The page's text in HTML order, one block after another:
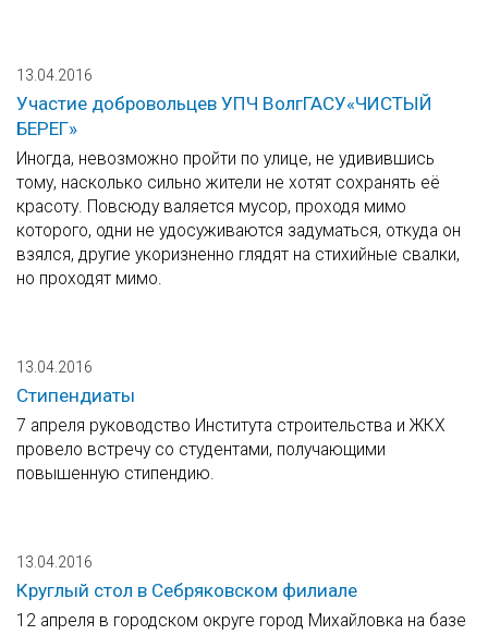
13.04.2016
Участие добровольцев УПЧ ВолгГАСУ«ЧИСТЫЙ
БЕРЕГ»
Иногда, невозможно пройти по улице, не удивившись
тому, насколько сильно жители не хотят сохранять её
красоту. Повсюду валяется мусор, проходя мимо
которого, одни не удосуживаются задуматься, откуда он
взялся, другие укоризненно глядят на стихийные свалки,
но проходят мимо.
13.04.2016
Стипендиаты
7 апреля руководство Института строительства и ЖКХ
провело встречу со студентами, получающими
повышенную стипендию.
13.04.2016
Круглый стол в Себряковском филиале
12 апреля в городском округе город Михайловка на базе